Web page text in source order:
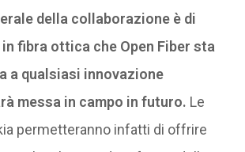
della collaborazione è di
fibra ottica che Open Fiber sta
a qualsiasi innovazione
messa in campo in futuro. Le
permetteranno infatti di offrire